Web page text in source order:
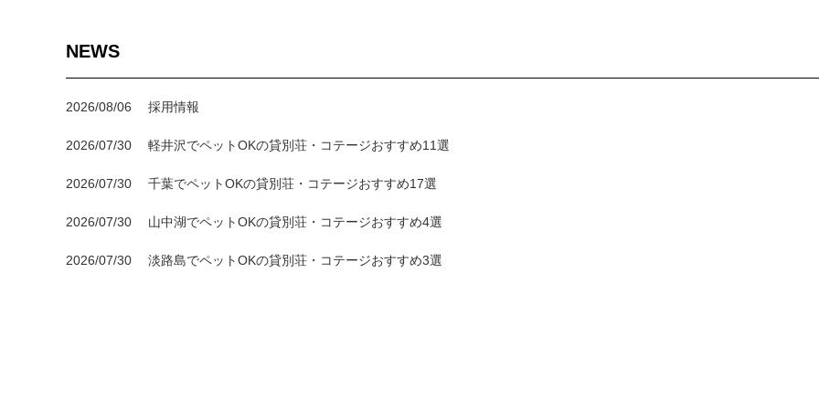
NEWS
2026/08/06 採用情報
2026/07/30 軽井沢でペットOKの貸別荘・コテージおすすめ11選
2026/07/30 千葉でペットOKの貸別荘・コテージおすすめ17選
2026/07/30 山中湖でペットOKの貸別荘・コテージおすすめ4選
2026/07/30 淡路島でペットOKの貸別荘・コテージおすすめ3選